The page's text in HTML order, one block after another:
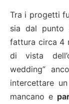
Tra i progetti
sia dal punto
fattura circa 4
di vista
wedding”
intercettare
mancano e